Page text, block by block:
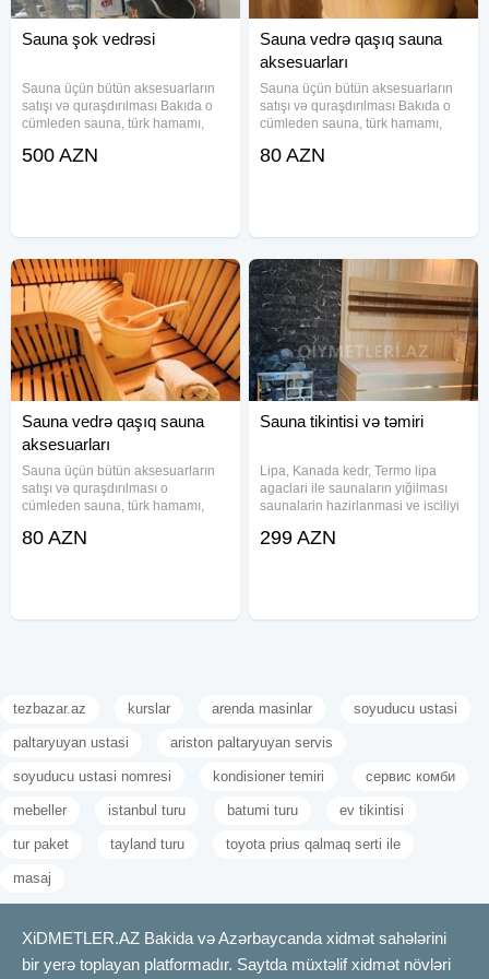
Sauna şok vedrəsi
Sauna üçün bütün aksesuarların
satışı və quraşdırılması Bakıda o
cümleden sauna, türk hamamı,
MMC aiddir. Sauna vedrə qaşıq-
500 AZN
Sauna vedrə qaşıq sauna
aksesuarları
Sauna üçün bütün aksesuarların
satışı və quraşdırılması Bakıda o
cümleden sauna, türk hamamı,
MMC aiddir. Sauna vedrə qaşıq-
80 AZN
Sauna vedrə qaşıq sauna
aksesuarları
Sauna üçün bütün aksesuarların
satışı və quraşdırılması o
cümleden sauna, türk hamamı,
MMC aiddir. Sauna vedrə qaşıq
80 AZN
Sauna tikintisi və təmiri
Lipa, Kanada kedr, Termo lipa
agaclari ile saunaların yığilması
saunalarin hazirlanmasi ve isciliyi
temiri .Buxar generatorlarinin satisi
299 AZN
tezbazar.az kurslar arenda masinlar soyuducu ustasi
paltaryuyan ustasi ariston paltaryuyan servis
soyuducu ustasi nomresi kondisioner temiri сервис комби
mebeller istanbul turu batumi turu ev tikintisi
tur paket tayland turu toyota prius qalmaq serti ile
masaj
XiDMETLER.AZ Bakida və Azərbaycanda xidmət sahələrini
bir yerə toplayan platformadır. Saytda müxtəlif xidmət növləri